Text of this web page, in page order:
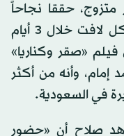
منى زكي سينمائياً
حققا نجاحاً
كبيراً، وقد انطلقت منافسته بشكل لافت خلال 3 أيام
«صقر وكناريا»
إمام، وأنه من أكثر
في السعودية.